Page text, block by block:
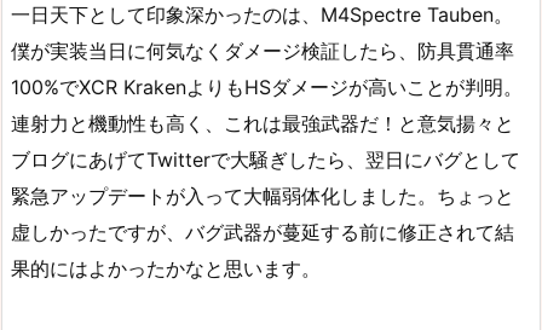
一日天下として印象深かったのは、M4Spectre Tauben。
僕が実装当日に何気なくダメージ検証したら、防具貫通率
100%でXCR KrakenよりもHSダメージが高いことが判明。
連射力と機動性も高く、これは最強武器だ！と意気揚々と
ブログにあげてTwitterで大騒ぎしたら、翌日にバグとして
緊急アップデートが入って大幅弱体化しました。ちょっと
虚しかったですが、バグ武器が蔓延する前に修正されて結
果的にはよかったかなと思います。